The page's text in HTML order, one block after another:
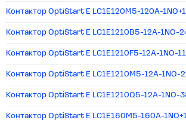
Контактор OptiStart E LC1E120M5-120A-
Контактор OptiStart E LC1E1210B5-12A-1NO-
Контактор OptiStart E LC1E1210F5-12A-1NO-
Контактор OptiStart E LC1E1210M5-12A-1NO-
Контактор OptiStart E LC1E1210Q5-12A-1NO-
Контактор OptiStart E LC1E160M5-160A-